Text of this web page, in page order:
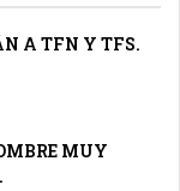
A TFN Y TFS.
MUY